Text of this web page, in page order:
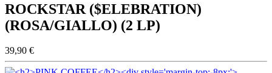
ROCKSTAR ($ELEBRATION)
(ROSA/GIALLO) (2 LP)
39,90 €